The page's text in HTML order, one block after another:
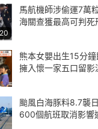
馬航機師涉偷運7萬
海關查獲最高可判死
熊本女嬰出生15分
擁入懷一家五口留影
颱風白海豚料8.7襲
600個航班取消影響